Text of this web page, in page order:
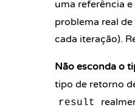
uma referência e
problema real
cada iteração).
Não esconda o
tipo de retorno
result